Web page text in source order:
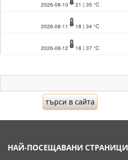
2026-08-10 21 | 35 °C
2026-08-11 18 | 34 °C
2026-08-12 18 | 37 °C
НАЙ-ПОСЕЩАВАНИ СТРАНИЦИ